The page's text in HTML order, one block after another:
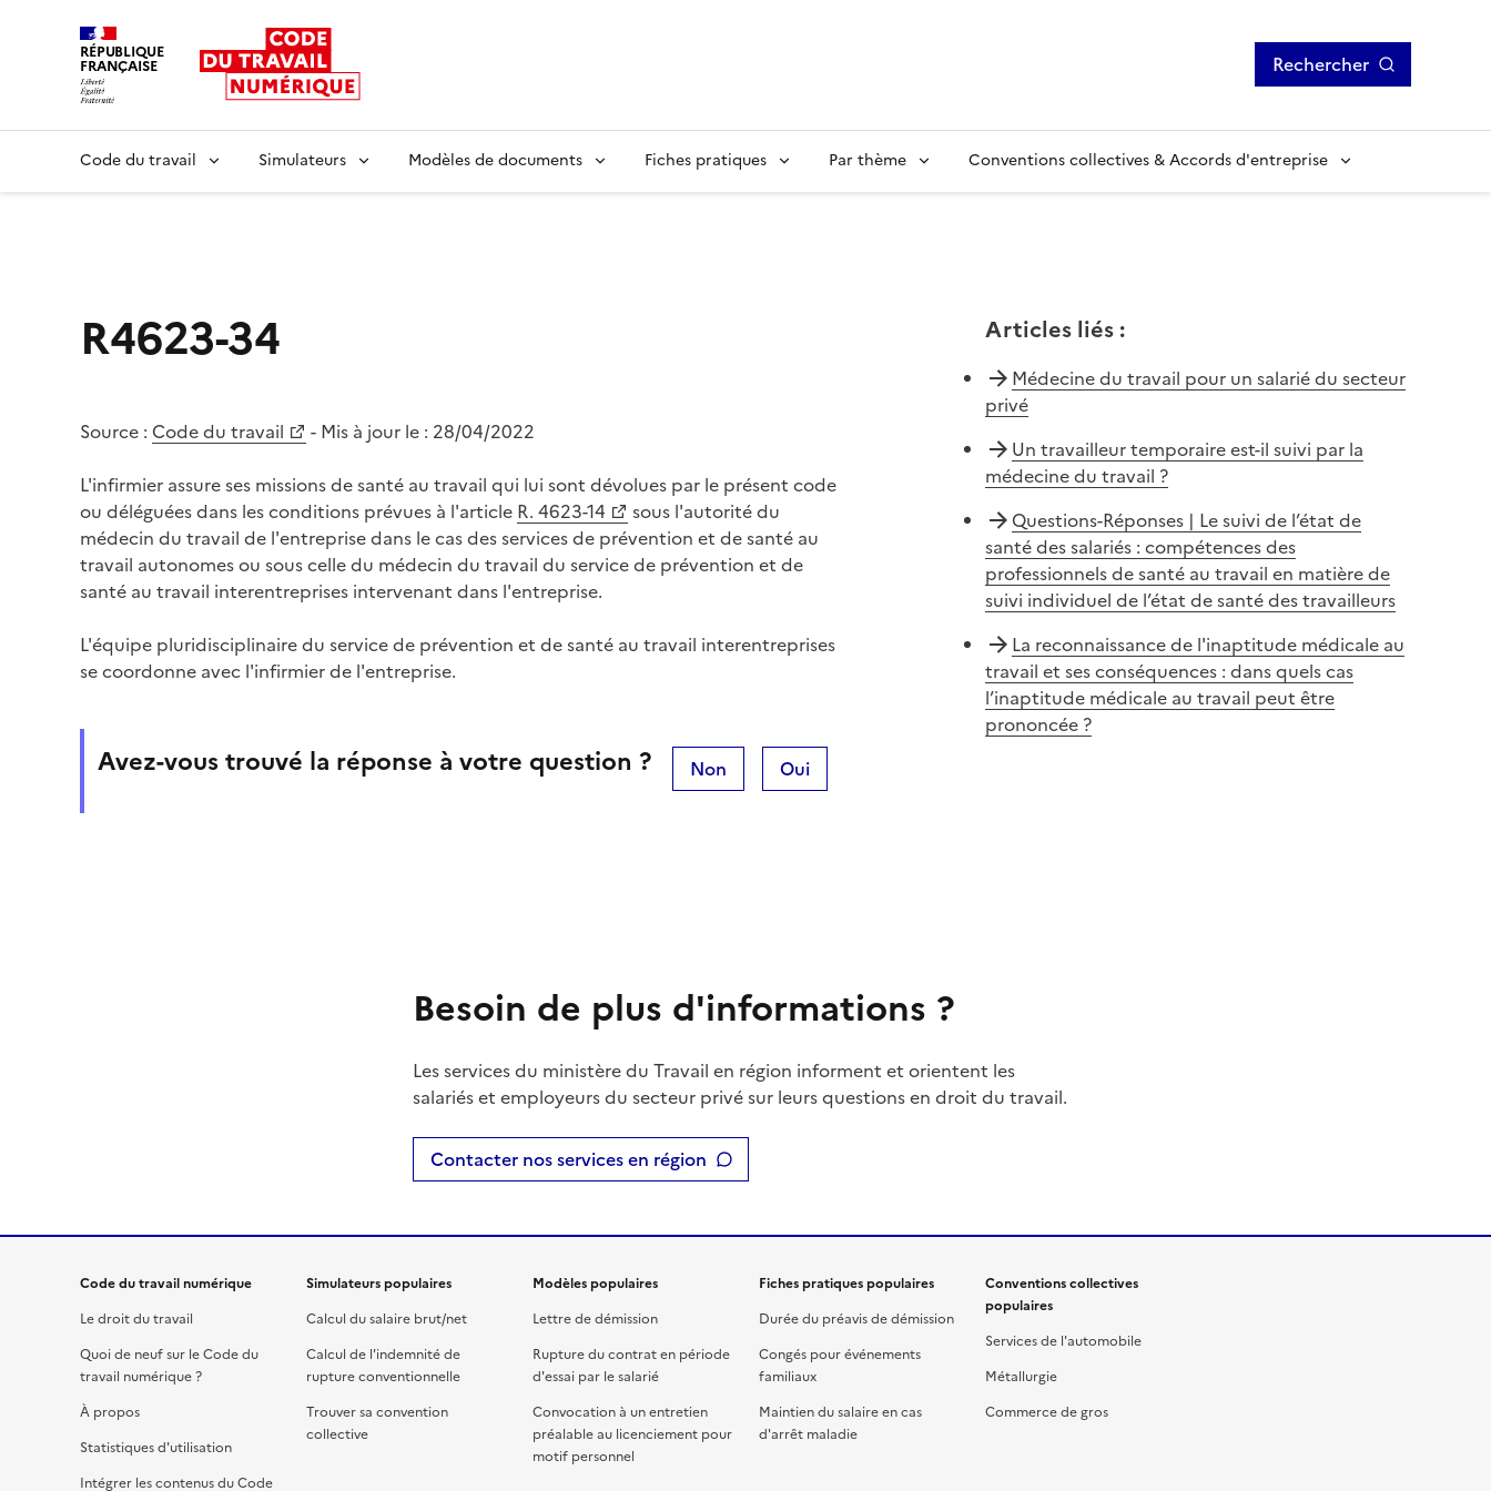
RÉPUBLIQUE
FRANÇAISE Rechercher
Code du travail Simulateurs Modèles de documents Fiches pratiques Par thème Conventions collectives & Accords d'entreprise
R4623-34
Source : Code du travail - Mis à jour le : 28/04/2022
L'infirmier assure ses missions de santé au travail qui lui sont dévolues par le présent code
ou déléguées dans les conditions prévues à l'article R. 4623-14
sous l'autorité du
médecin du travail de l'entreprise dans le cas des services de prévention et de santé au
travail autonomes ou sous celle du médecin du travail du service de prévention et de
santé au travail interentreprises intervenant dans l'entreprise.
L'équipe pluridisciplinaire du service de prévention et de santé au travail interentreprises
se coordonne avec l'infirmier de l'entreprise.
Avez-vous trouvé la réponse à votre question ? Non Oui
Articles liés:
Médecine du travail pour un salarié du secteur
privé
Un travailleur temporaire est-il suivi par la
médecine du travail ?
Questions-Réponses | Le suivi de l’état de
santé des salariés : compétences des
professionnels de santé au travail en matière de
suivi individuel de l’état de santé des travailleurs
La reconnaissance de l'inaptitude médicale au
travail et ses conséquences : dans quels cas
l’inaptitude médicale au travail peut être
prononcée ?
Besoin de plus d'informations ?
Les services du ministère du Travail en région informent et orientent les
salariés et employeurs du secteur privé sur leurs questions en droit du travail.
Contacter nos services en région
Code du travail numérique
Le droit du travail
Quoi de neuf sur le Code du
travail numérique ?
À propos
Statistiques d'utilisation
Intégrer les contenus du Code
Simulateurs populaires
Calcul du salaire brut/net
Calcul de l'indemnité de
rupture conventionnelle
Trouver sa convention
collective
Modèles populaires
Lettre de démission
Rupture du contrat en période
d'essai par le salarié
Convocation à un entretien
préalable au licenciement pour
motif personnel
Fiches pratiques populaires
Durée du préavis de démission
Congés pour événements
familiaux
Maintien du salaire en cas
d'arrêt maladie
Conventions collectives
populaires
Services de l'automobile
Métallurgie
Commerce de gros